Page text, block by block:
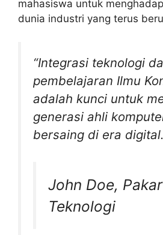
mahasiswa untuk
dunia industri yang terus
“Integrasi teknologi
pembelajaran Ilmu
adalah kunci untuk
generasi ahli
bersaing di era
John Doe, Pakar
Teknologi